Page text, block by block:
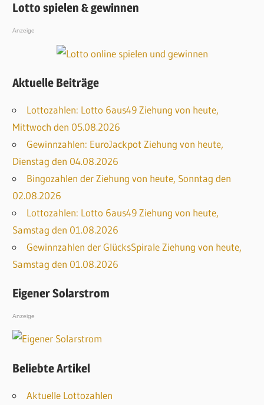
Lotto spielen & gewinnen
Anzeige
Aktuelle Beiträge
Lottozahlen: Lotto 6aus49 Ziehung von heute,
Mittwoch den 05.08.2026
Gewinnzahlen: EuroJackpot Ziehung von heute,
Dienstag den 04.08.2026
Bingozahlen der Ziehung von heute, Sonntag den
02.08.2026
Lottozahlen: Lotto 6aus49 Ziehung von heute,
Samstag den 01.08.2026
Gewinnzahlen der GlücksSpirale Ziehung von heute,
Samstag den 01.08.2026
Eigener Solarstrom
Anzeige
Beliebte Artikel
Aktuelle Lottozahlen